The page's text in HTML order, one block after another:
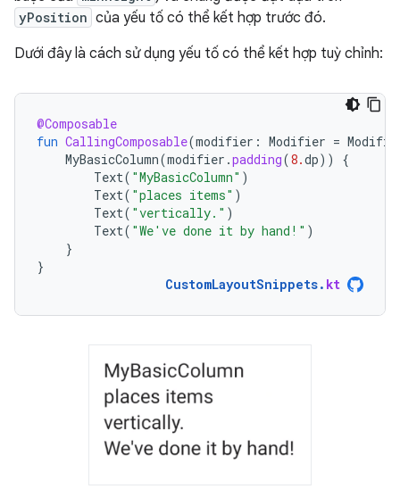
yPosition của yếu tố có thể kết hợp trước đó.
Dưới đây là cách sử dụng yếu tố có thể kết hợp tuỳ chỉnh:
@Composable
fun CallingComposable(modifier : Modifier =
MyBasicColumn(modifier .padding(8.dp))
{
Text( "MyBasicColumn" )
Text( "places items" )
Text( "vertically." )
Text( "We've done it by hand!" )
}
}
CustomLayoutSnippets. kt